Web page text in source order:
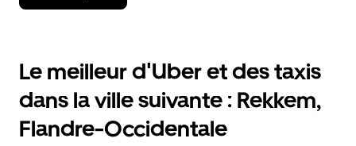
la
bas
pour
ouvrir
le
calendrier
et
Le meilleur d'Uber et des taxis
dans la ville suivante : Rekkem,
Flandre-Occidentale